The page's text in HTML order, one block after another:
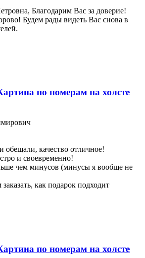
Благодарим Вас за доверие!
Будем рады видеть Вас снова в
по номерам на холсте
обещали, качество отличное!
и своевременно!
чем минусов (минусы я вообще не
как подарок подходит
по номерам на холсте